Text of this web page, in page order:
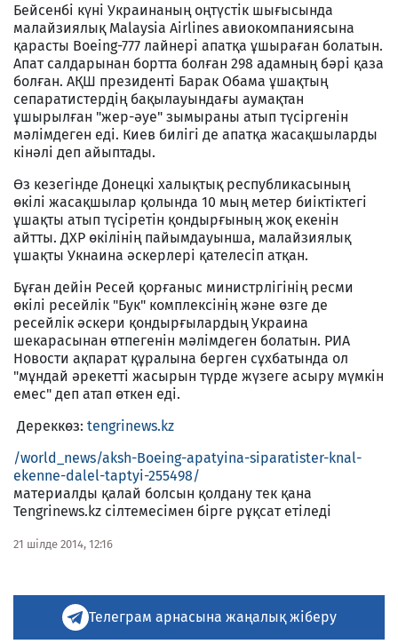
Бейсенбі күні Украинаның оңтүстік шығысында
малайзиялық Malaysia Airlines авиокомпаниясына
қарасты Boeing-777 лайнері апатқа ұшыраған болатын.
Апат салдарынан бортта болған 298 адамның бәрі қаза
болған. АҚШ президенті Барак Обама ұшақтың
сепаратистердің бақылауындағы аумақтан
ұшырылған "жер-әуе" зымыраны атып түсіргенін
мәлімдеген еді. Киев билігі де апатқа жасақшыларды
кінәлі деп айыптады.
Өз кезегінде Донецкі халықтық республикасының
өкілі жасақшылар қолында 10 мың метер биіктіктегі
ұшақты атып түсіретін қондырғының жоқ екенін
айтты. ДХР өкілінің пайымдауынша, малайзиялық
ұшақты Укнаина әскерлері қателесіп атқан.
Бұған дейін Ресей қорғаныс министрлігінің ресми
өкілі ресейлік "Бук" комплексінің және өзге де
ресейлік әскери қондырғылардың Украина
шекарасынан өтпегенін мәлімдеген болатын. РИА
Новости ақпарат құралына берген сұхбатында ол
"мұндай әрекетті жасырын түрде жүзеге асыру мүмкін
емес" деп атап өткен еді.
Дереккөз: tengrinews.kz
/world_news/aksh-Boeing-apatyina-siparatister-knal-
ekenne-dalel-taptyi-255498/
материалды қалай болсын қолдану тек қана
Tengrinews.kz сілтемесімен бірге рұқсат етіледі
21 шілде 2014, 12:16
Телеграм арнасына жаңалық жіберу